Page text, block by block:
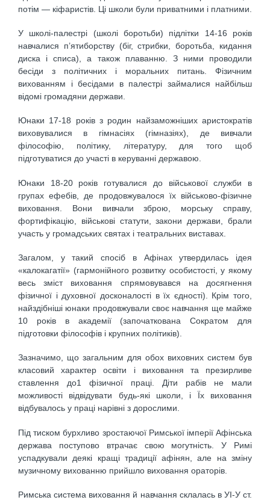
потім — кіфаристів. Ці школи були приватними і платними.
У школі-палестрі (школі боротьби) підлітки 14-16 років
навчалися п’ятиборству (біг, стрибки, боротьба, кидання
диска і списа), а також плаванню. З ними проводили
бесіди з політичних і моральних питань. Фізичним
вихованням і бесідами в палестрі займалися найбільш
відомі громадяни держави.
Юнаки 17-18 років з родин найзаможніших аристократів
виховувалися в гімнасіях (гімназіях), де вивчали
філософію, політику, літературу, для того щоб
підготуватися до участі в керуванні державою.
Юнаки 18-20 років готувалися до військової служби в
групах ефебів, де продовжувалося їх військово-фізичне
виховання. Вони вивчали зброю, морську справу,
фортифікацію, військові статути, закони держави, брали
участь у громадських святах і театральних виставах.
Загалом, у такий спосіб в Афінах утвердилась ідея
«калокагатії» (гармонійного розвитку особистості, у якому
весь зміст виховання спрямовувався на досягнення
фізичної і духовної досконалості в їх єдності). Крім того,
найздібніші юнаки продовжували своє навчання ще майже
10 років в академії (започаткована Сократом для
підготовки філософів і крупних політиків).
Зазначимо, що загальним для обох виховних систем був
класовий характер освіти і виховання та презирливе
ставлення до1 фізичної праці. Діти рабів не мали
можливості відвідувати будь-які школи, і Їх виховання
відбувалось у праці нарівні з дорослими.
Під тиском бурхливо зростаючої Римської імперії Афінська
держава поступово втрачає свою могутність. У Римі
успадкували деякі кращі традиції афінян, але на зміну
музичному вихованню прийшло виховання ораторів.
Римська система виховання й навчання склалась в УІ-У ст.